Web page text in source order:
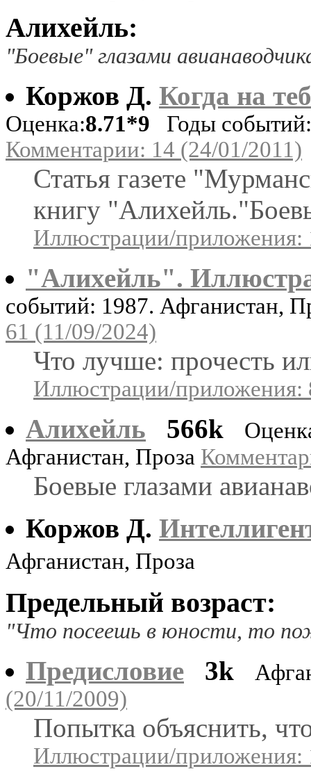
Алихейль:
"Боевые" глазами
Коржов Д. Когда на
Оценка:8.71*9 Годы
Комментарии: 14 (24/01/2011)
Статья газете
книгу
Иллюстрации/приложения:
"Алихейль".
событий: 1987. Афганистан,
61 (11/09/2024)
Что лучше: прочесть
Иллюстрации/приложения:
Алихейль 566k
Афганистан, Проза
Боевые глазами
Коржов Д.
Афганистан, Проза
Предельный возраст:
"Что посеешь в юности, то
Предисловие 3k
(20/11/2009)
Попытка объяснить,
Иллюстрации/приложения: